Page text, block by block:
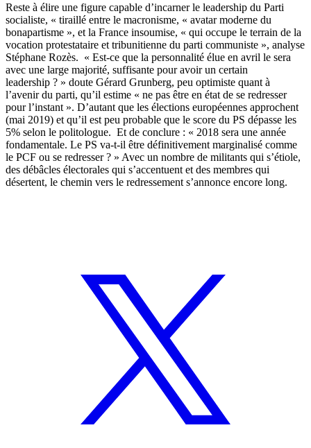
Reste à élire une figure capable d’incarner le leadership du Parti
socialiste, « tiraillé entre le macronisme, « avatar moderne du
bonapartisme », et la France insoumise, « qui occupe le terrain de la
vocation protestataire et tribunitienne du parti communiste », analyse
Stéphane Rozès. « Est-ce que la personnalité élue en avril le sera
avec une large majorité, suffisante pour avoir un certain
leadership ? » doute Gérard Grunberg, peu optimiste quant à
l’avenir du parti, qu’il estime « ne pas être en état de se redresser
pour l’instant ». D’autant que les élections européennes approchent
(mai 2019) et qu’il est peu probable que le score du PS dépasse les
5% selon le politologue. Et de conclure : « 2018 sera une année
fondamentale. Le PS va-t-il être définitivement marginalisé comme
le PCF ou se redresser ? » Avec un nombre de militants qui s’étiole,
des débâcles électorales qui s’accentuent et des membres qui
désertent, le chemin vers le redressement s’annonce encore long.